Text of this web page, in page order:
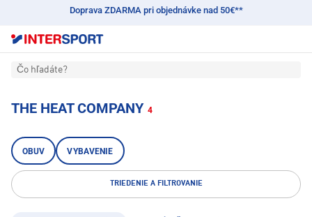
Doprava ZDARMA pri objednávke nad 50€**
Čo hľadáte?
THE HEAT COMPANY 4
OBUV VYBAVENIE
TRIEDENIE A FILTROVANIE